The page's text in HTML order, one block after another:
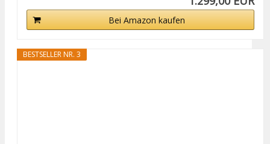
Bei Amazon kaufen
BESTSELLER NR. 3